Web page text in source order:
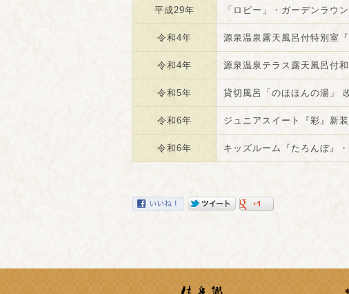
平成29年 「ロビー」・ガーデンラウ
令和4年 源泉温泉露天風呂付特別室
令和4年 源泉温泉テラス露天風呂付
令和5年 貸切風呂「のほほんの湯」
令和6年 ジュニアスイート『彩』新装
令和6年 キッズルーム『たろんぼ』